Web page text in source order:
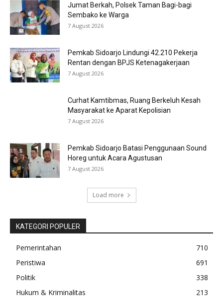
Jumat Berkah, Polsek Taman Bagi-bagi
Sembako ke Warga
7 August 2026
Pemkab Sidoarjo Lindungi 42.210 Pekerja
Rentan dengan BPJS Ketenagakerjaan
7 August 2026
Curhat Kamtibmas, Ruang Berkeluh Kesah
Masyarakat ke Aparat Kepolisian
7 August 2026
Pemkab Sidoarjo Batasi Penggunaan Sound
Horeg untuk Acara Agustusan
7 August 2026
Load more
KATEGORI POPULER
Pemerintahan
710
Peristiwa
691
Politik
338
Hukum & Kriminalitas
213